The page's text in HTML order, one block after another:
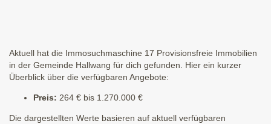
Aktuell hat die Immosuchmaschine 17 Provisionsfreie Immobilien
in der Gemeinde Hallwang für dich gefunden. Hier ein kurzer
Überblick über die verfügbaren Angebote:
Preis: 264 € bis 1.270.000 €
Die dargestellten Werte basieren auf aktuell verfügbaren